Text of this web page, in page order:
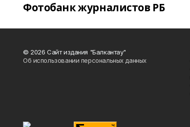
Фотобанк журналистов РБ
© 2026 Сайт издания "Балкантау"
Об использовании персональных данных